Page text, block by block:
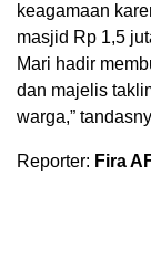
keagamaan
masjid Rp 1,5
Mari hadir
dan majelis
warga,”
Reporter: Fira